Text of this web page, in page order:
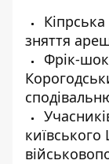
зняття
Фрік-